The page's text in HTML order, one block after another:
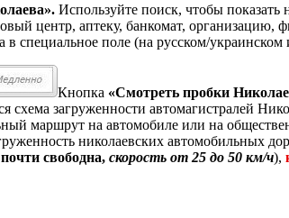
Используйте поиск, чтобы показать
центр, аптеку, банкомат,
в специальное поле (на русском/
Кнопка «Смотреть пробки
схема загруженности автомагистралей
маршрут на автомобиле или на
николаевских автомобильных
свободна, скорость от 25 до 50 км/ч),